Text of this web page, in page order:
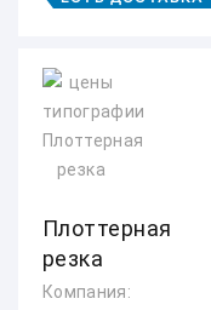
Плоттерная
резка
Компания: